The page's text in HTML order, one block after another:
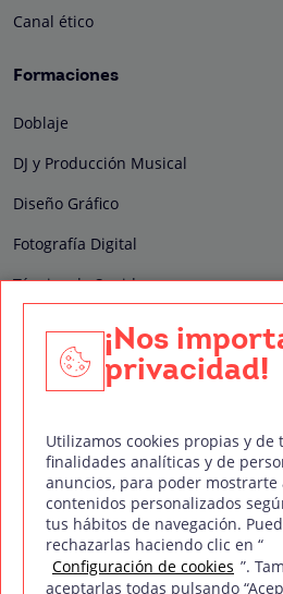
Canal ético
Formaciones
Doblaje
DJ y Producción Musical
Diseño Gráfico
Fotografía Digital
Técnico de Sonido
Edición y Postproducción de Vídeo
Nuestros sellos de calidad
Síguenos en Redes Sociales
¡Nos
privacidad!
Utilizamos cookies propias y de
finalidades analíticas y de
anuncios, para poder mostrarte
contenidos personalizados
tus hábitos de navegación.
rechazarlas haciendo clic en “
Configuración de cookies ”.
aceptarlas todas pulsando